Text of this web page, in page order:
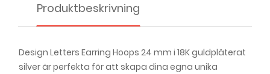
Produktbeskrivning
Design Letters Earring Hoops 24 mm i 18K guldpläterat
silver är perfekta för att skapa dina egna unika